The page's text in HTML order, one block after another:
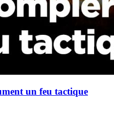
un feu tactique